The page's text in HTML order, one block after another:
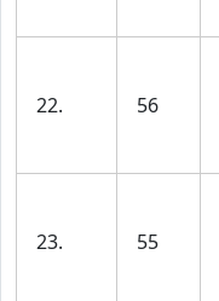
22. 56
23. 55